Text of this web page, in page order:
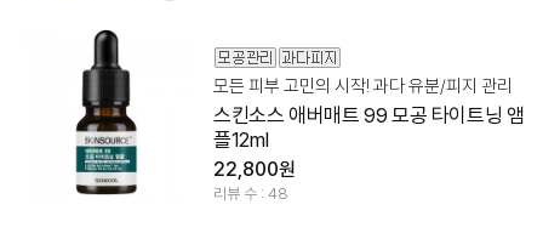
모든 피부 고민의 시작! 과다 유분/피지 관리
스킨소스 애버매트 99 모공 타이트닝 앰
플12ml
22,800원
리뷰 수 : 48